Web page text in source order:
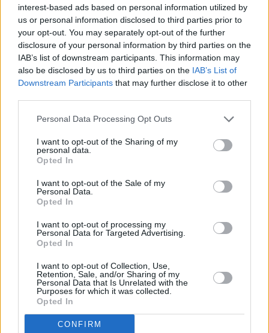
interest-based ads based on personal information utilized by
us or personal information disclosed to third parties prior to
your opt-out. You may separately opt-out of the further
disclosure of your personal information by third parties on the
IAB’s list of downstream participants. This information may
also be disclosed by us to third parties on the IAB’s List of
Downstream Participants that may further disclose it to other
Personal Data Processing Opt Outs
I want to opt-out of the Sharing of my
personal data.
Opted In
I want to opt-out of the Sale of my
Personal Data.
Opted In
I want to opt-out of processing my
Personal Data for Targeted Advertising.
Opted In
I want to opt-out of Collection, Use,
Retention, Sale, and/or Sharing of my
Personal Data that Is Unrelated with the
Purposes for which it was collected.
Opted In
CONFIRM
Leicht
Prosecco-Trauben-Hühnchen
Mittel
Hühnchen Piccata
Hühnerfilet mit Paprikasauce
Chicken Kiev
Mittel
Grillhühnchen pikant und saftig
Leicht
Gebratene Buttermilch-
Hühnerschenkel